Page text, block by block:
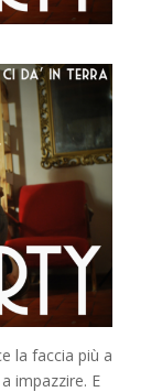
la faccia più a
impazzire. E